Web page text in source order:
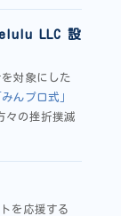
LLC 設
対象にした
んプロ式」
々の挫折撲滅
を応援する